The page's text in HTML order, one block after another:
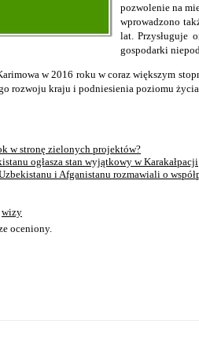
pozwolenie na
wprowadzono
lat. Przysługuje
gospodarki
w 2016 roku w coraz większym
rozwoju kraju i podniesienia poziomu
w stronę zielonych projektów?
ogłasza stan wyjątkowy w Karakałpacji
i Afganistanu rozmawiali o
wizy
oceniony.